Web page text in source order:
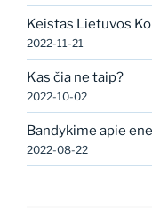
Keistas Lietuvos
2022-11-21
Kas čia ne taip?
2022-10-02
Bandykime apie
2022-08-22